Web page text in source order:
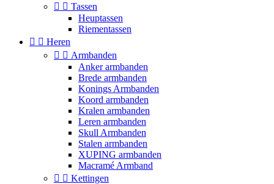
  Tassen
Heuptassen
Riementassen
  Heren
  Armbanden
Anker armbanden
Brede armbanden
Konings Armbanden
Koord armbanden
Kralen armbanden
Leren armbanden
Skull Armbanden
Stalen armbanden
XUPING armbanden
Macramé Armband
  Kettingen